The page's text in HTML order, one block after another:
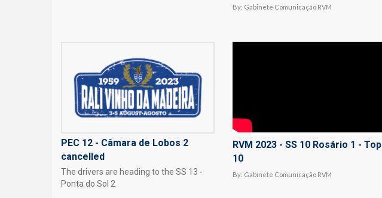
By: Gabinete Comunicação RVM
PEC 12 - Câmara de Lobos 2
cancelled
The drivers are heading to the SS 13 -
Ponta do Sol 2
RVM 2023 - SS 10 Rosário 1 - Top
10
By: Gabinete Comunicação RVM